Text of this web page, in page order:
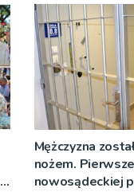
Mężczyzna
nożem.
nowosądeckiej